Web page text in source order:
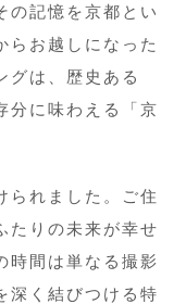
の記憶を京都とい
らお越しになった
グは、歴史ある
分に味わえる「京
られました。ご住
たりの未来が幸せ
時間は単なる撮影
深く結びつける特